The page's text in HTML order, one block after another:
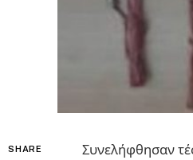
SHARE
Συνελήφθησαν